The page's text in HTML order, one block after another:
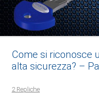
Come si riconosce
alta sicurezza? –
2 Repliche